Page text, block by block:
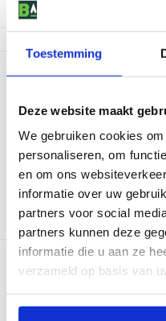
Toestemming
Deze website maakt
We gebruiken cookies
personaliseren, om
en om ons
informatie over uw
partners voor social
partners kunnen deze
informatie die u aan ze
verzameld op basis van
Niet op voorraad
Productomschrijving
hulpmiddel voor elke
duurzame grill rek is
ervaring te bieden. Het rek
staal, waardoor het bestand
meegaat. Het rek is
grillen, waardoor je vlees
ruimtebesparend, waardoor
andere lekkernijen.
Bekijk dit product in